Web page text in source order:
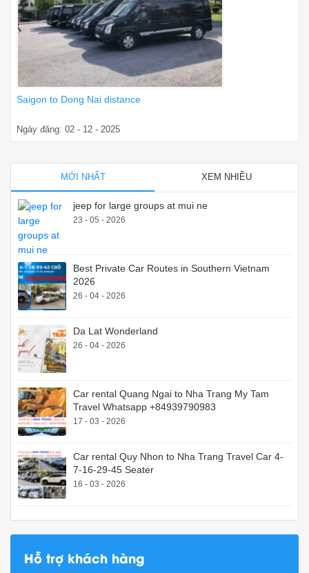
Saigon to Dong Nai distance
Ngày đăng: 02 - 12 - 2025
MỚI NHẤT XEM NHIỀU
jeep for large groups at mui ne
23 - 05 - 2026
Best Private Car Routes in Southern Vietnam
2026
26 - 04 - 2026
Da Lat Wonderland
26 - 04 - 2026
Car rental Quang Ngai to Nha Trang My Tam
Travel Whatsapp +84939790983
17 - 03 - 2026
Car rental Quy Nhon to Nha Trang Travel Car 4-
7-16-29-45 Seater
16 - 03 - 2026
Hỗ trợ khách hàng